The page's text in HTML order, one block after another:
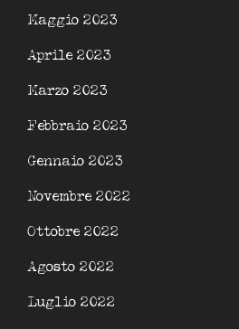
Maggio 2023
Aprile 2023
Marzo 2023
Febbraio 2023
Gennaio 2023
Novembre 2022
Ottobre 2022
Agosto 2022
Luglio 2022